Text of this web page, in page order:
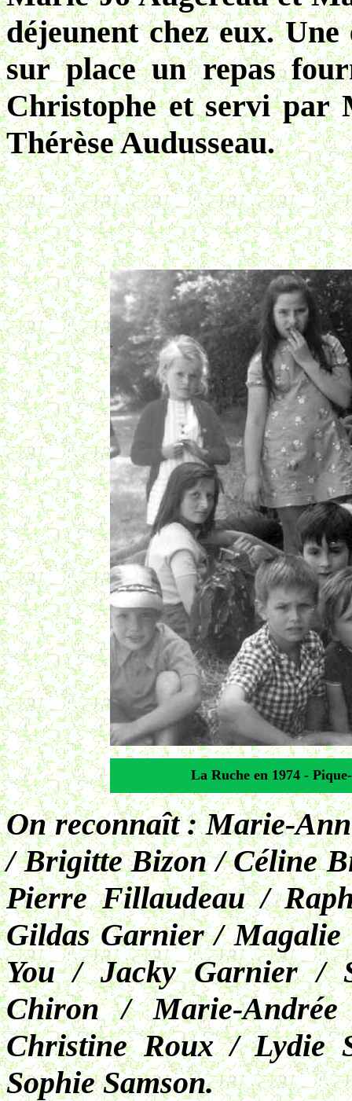
déjeunent chez eux.
sur place un repas
Christophe et servi par
Thérèse Audusseau.
La Ruche en 1974 -
On reconnaît : Marie-
/ Brigitte Bizon / Céline
Pierre Fillaudeau /
Gildas Garnier /
You / Jacky Garnier /
Chiron / Marie-
Christine Roux / Lydie
Sophie Samson.